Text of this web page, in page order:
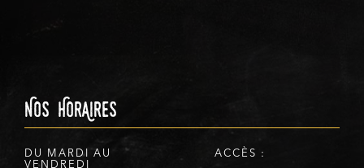
Nos HorAires
DU MARDI AU
VENDREDI
ACCÈS :